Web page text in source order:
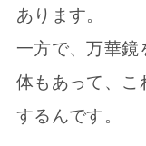
あります。
一方で、万華鏡
体もあって、こ
するんです。